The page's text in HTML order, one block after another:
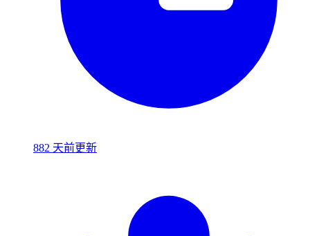
882 天前更新